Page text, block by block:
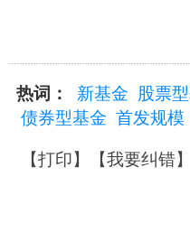
热词： 新基金 股票
债券型基金 首发规模
【打印】【我要纠错